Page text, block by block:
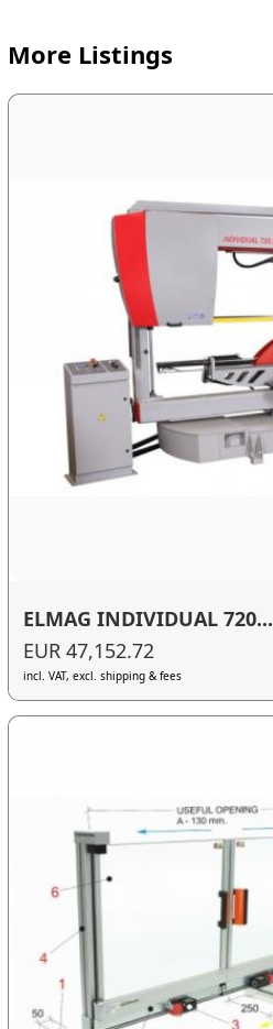
More Listings
ELMAG INDIVIDUAL 720...
EUR 47,152.72
incl. VAT, excl. shipping & fees